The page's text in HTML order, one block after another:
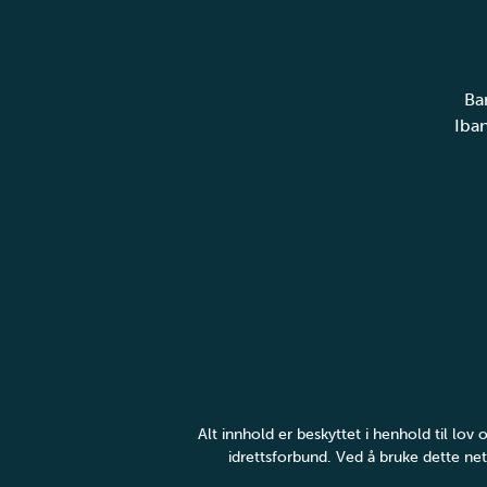
Alt innhold er beskyttet i henhold til lov
idrettsforbund. Ved å bruke dette